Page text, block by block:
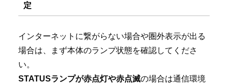
定
インターネットに繋がらない場合や圏外表示が出る
場合は、まず本体のランプ状態を確認してくださ
い。
STATUSランプが赤点灯や赤点滅の場合は通信環境